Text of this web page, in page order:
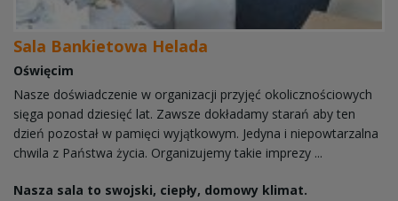
Sala Bankietowa Helada
Oświęcim
Nasze doświadczenie w organizacji przyjęć okolicznościowych
sięga ponad dziesięć lat. Zawsze dokładamy starań aby ten
dzień pozostał w pamięci wyjątkowym. Jedyna i niepowtarzalna
chwila z Państwa życia. Organizujemy takie imprezy ...
Nasza sala to swojski, ciepły, domowy klimat.